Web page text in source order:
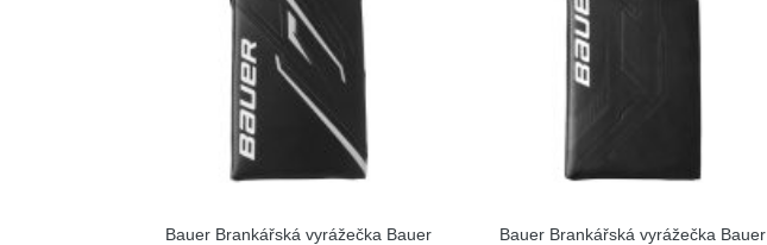
Bauer Brankářská vyrážečka Bauer
Bauer Brankářská vyrážečka Bauer